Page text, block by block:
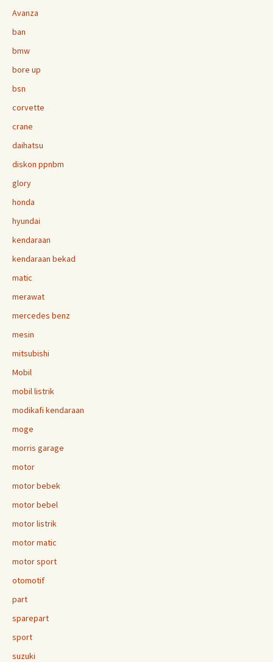
Avanza
ban
bmw
bore up
bsn
corvette
crane
daihatsu
diskon ppnbm
glory
honda
hyundai
kendaraan
kendaraan bekad
matic
merawat
mercedes benz
mesin
mitsubishi
Mobil
mobil listrik
modikafi kendaraan
moge
morris garage
motor
motor bebek
motor bebel
motor listrik
motor matic
motor sport
otomotif
part
sparepart
sport
suzuki